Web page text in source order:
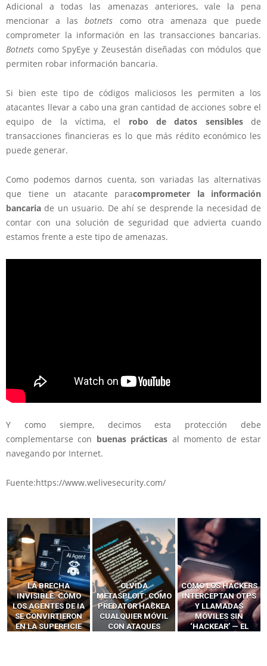
Adicional a todas las amenazas anteriores, vale la pena
mencionar a lasbotnets como otra amenaza que puede
comprometer la información en las transacciones bancarias.
Botnets como SpyEye y Zeusestán diseñadas con módulos que
permiten robar información bancaria.
Si bien este tipo de códigos maliciosos les permiten a los
atacantes llevar a cabo una gran cantidad de acciones sobre el
equipo de la víctima, el robo de datos sensiblesde
transacciones financieras es lo que más rédito económico les
puede generar.
Como podemos darnos cuenta, son variadas las alternativas
que tiene un atacante paracomprometer la información
bancaria de un usuario. De ahí se desprende la necesidad de
contar con una solución de seguridad que advierta cuando
estamos frente a este tipo de amenazas.
Y como siempre, decimos esta protección debe
complementarse con buenas prácticas al momento de estar
navegando por Internet.
Fuente:https://www.welivesecurity.com/
OLVIDA
METASPLOIT: CÓMO
PREDATOR HACKEA
CUALQUIER MÓVIL
CON ATAQUES
CÓMO LOS HACKERS
INTERCEPTAN OTPS
Y LLAMADAS
MÓVILES SIN
‘HACKEAR’ — EL
13 TÉCNICAS
RIDÍCULAMENTE
FÁCILES PARA
HACKEAR Y
EXPLOTAR